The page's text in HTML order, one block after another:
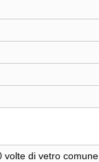
volte di vetro comune